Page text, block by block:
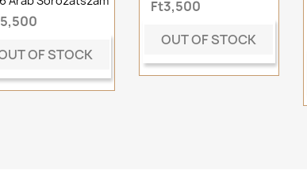
OF STOCK
Ft3,500
OUT OF STOCK